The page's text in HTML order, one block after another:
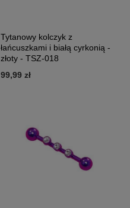
Tytanowy kolczyk z
łańcuszkami i białą cyrkonią -
złoty - TSZ-018
99,99 zł